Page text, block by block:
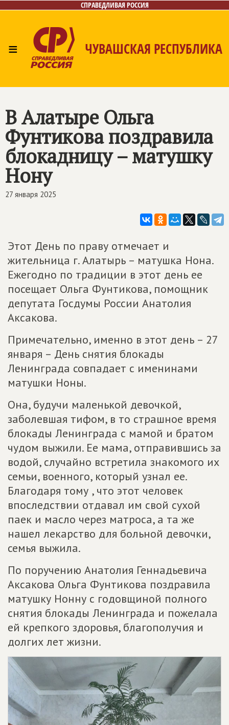
СПРАВЕДЛИВАЯ РОССИЯ
≡ ЧУВАШСКАЯ РЕСПУБЛИКА
Контакты
В Алатыре Ольга
Фунтикова поздравила
блокадницу – матушку
Нону
27 января 2025
Этот День по праву отмечает и
жительница г. Алатырь – матушка Нона.
Ежегодно по традиции в этот день ее
посещает Ольга Фунтикова, помощник
депутата Госдумы России Анатолия
Аксакова.
Примечательно, именно в этот день – 27
января – День снятия блокады
Ленинграда совпадает с именинами
матушки Ноны.
Она, будучи маленькой девочкой,
заболевшая тифом, в то страшное время
блокады Ленинграда с мамой и братом
чудом выжили. Ее мама, отправившись за
водой, случайно встретила знакомого их
семьи, военного, который узнал ее.
Благодаря тому , что этот человек
впоследствии отдавал им свой сухой
паек и масло через матроса, а та же
нашел лекарство для больной девочки,
семья выжила.
По поручению Анатолия Геннадьевича
Аксакова Ольга Фунтикова поздравила
матушку Нонну с годовщиной полного
снятия блокады Ленинграда и пожелала
ей крепкого здоровья, благополучия и
долгих лет жизни.